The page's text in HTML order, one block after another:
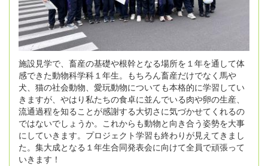
施設見学で、畜産の基礎や根幹となる場所を１年を通して体
感できた動物科学科１年生。もちろん畜産だけでなく馬や
犬、猫の社会動物、愛玩動物についても本格的に学習してい
きますが、やはり私たちの食卓に並んでいる肉や卵の生産、
流通過程を知ることが感謝する大切さに気づかせてくれるの
ではないでしょうか。これからも動物と向き合う姿勢を大事
にしていきます。プロジェクト学習も終わりが見えてきまし
た。集大成となる１年生合同発表会に向けて全員で頑張って
いきます！